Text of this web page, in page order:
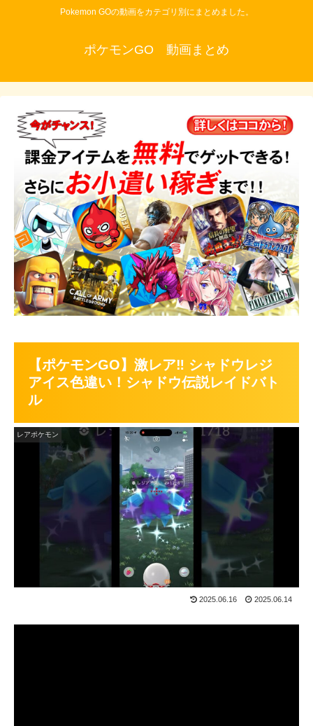
Pokemon GOの動画をカテゴリ別にまとめました。
ポケモンGO 動画まとめ
【ポケモンGO】激レア‼︎ シャドウレジ
アイス色違い！シャドウ伝説レイドバト
ル
レアポケモン
2025.06.16 2025.06.14